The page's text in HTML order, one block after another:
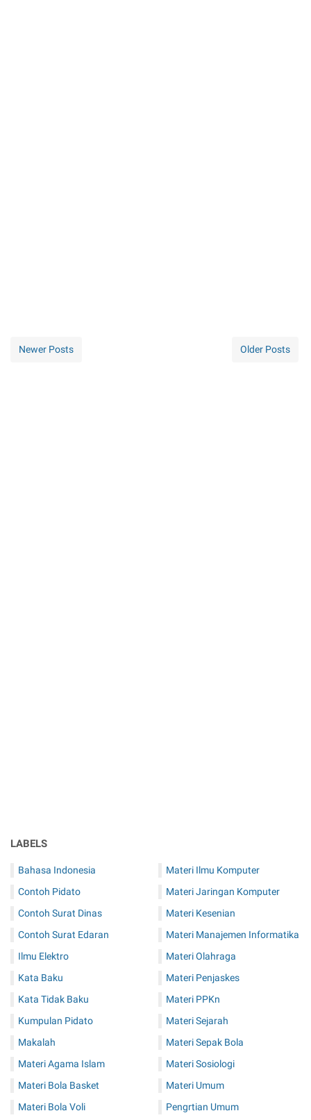
Newer Posts Older Posts
LABELS
Bahasa Indonesia
Contoh Pidato
Contoh Surat Dinas
Contoh Surat Edaran
Ilmu Elektro
Kata Baku
Kata Tidak Baku
Kumpulan Pidato
Makalah
Materi Agama Islam
Materi Bola Basket
Materi Bola Voli
Materi Ilmu Komputer
Materi Jaringan Komputer
Materi Kesenian
Materi Manajemen Informatika
Materi Olahraga
Materi Penjaskes
Materi PPKn
Materi Sejarah
Materi Sepak Bola
Materi Sosiologi
Materi Umum
Pengrtian Umum